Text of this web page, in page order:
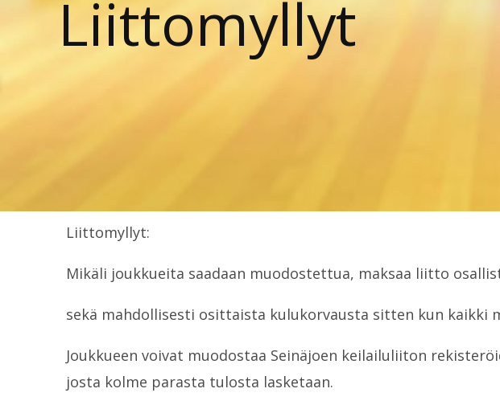
Liittomyllyt
Liittomyllyt:
Mikäli joukkueita saadaan muodostettua, maksaa liitto
sekä mahdollisesti osittaista kulukorvausta sitten kun kaikki
Joukkueen voivat muodostaa Seinäjoen keilailuliiton
josta kolme parasta tulosta lasketaan.